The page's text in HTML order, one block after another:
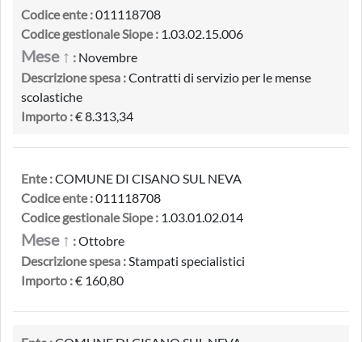
Codice ente :011118708
Codice gestionale Siope : 1.03.02.15.006
Mese ↑ : Novembre
Descrizione spesa :Contratti di servizio per le mense
scolastiche
Importo :€ 8.313,34
Ente :COMUNE DI CISANO SUL NEVA
Codice ente :011118708
Codice gestionale Siope : 1.03.01.02.014
Mese ↑ :Ottobre
Descrizione spesa :Stampati specialistici
Importo :€ 160,80